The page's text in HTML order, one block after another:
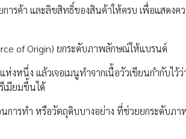
รค้า และลิขสิทธิ์ของสินค้าให้ครบ เพื่อแสดงค
of Origin) ยกระดับภาพลักษณ์ให้แบรนด์
งหนึ่ง แล้วเจอเมนูทำจากเนื้อวัวเขียนกำกับไว้
มียมขึ้นได้
การทำ หรือวัตถุดิบบางอย่าง ที่ช่วยยกระดับ